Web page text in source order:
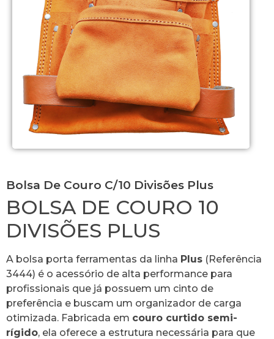
Bolsa De Couro C/10 Divisões Plus
BOLSA DE COURO 10
DIVISÕES PLUS
A bolsa porta ferramentas da linha Plus (Referência
3444) é o acessório de alta performance para
profissionais que já possuem um cinto de
preferência e buscam um organizador de carga
otimizada. Fabricada em couro curtido semi-
rígido, ela oferece a estrutura necessária para que